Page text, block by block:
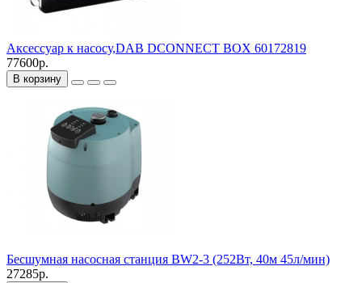
Аксессуар к насосу,DAB DCONNECT BOX 60172819
77600р.
В корзину
Бесшумная насосная станция BW2-3 (252Вт, 40м 45л/мин)
27285р.